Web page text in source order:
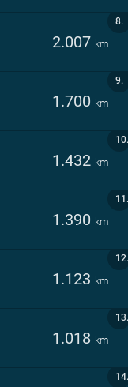
8.
2.007 km
9.
1.700 km
10.
1.432 km
11.
1.390 km
12.
1.123 km
13.
1.018 km
14.